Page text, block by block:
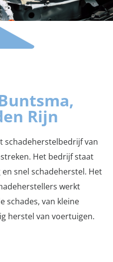
Rijn
schadeherstelbedrijf van
Het bedrijf staat
snel schadeherstel. Het
werkt
schades, van kleine
herstel van voertuigen.